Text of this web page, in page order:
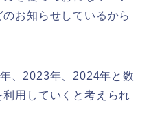
お知らせしているから
、2023年、2024年と数
用していくと考えられ